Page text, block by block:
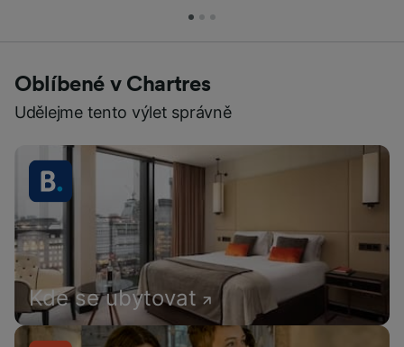
Oblíbené v Chartres
Udělejme tento výlet správně
Kde se ubytovat